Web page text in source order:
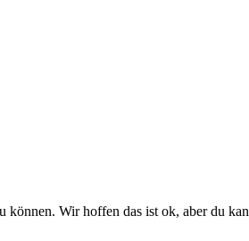
Wir hoffen das ist ok, aber du